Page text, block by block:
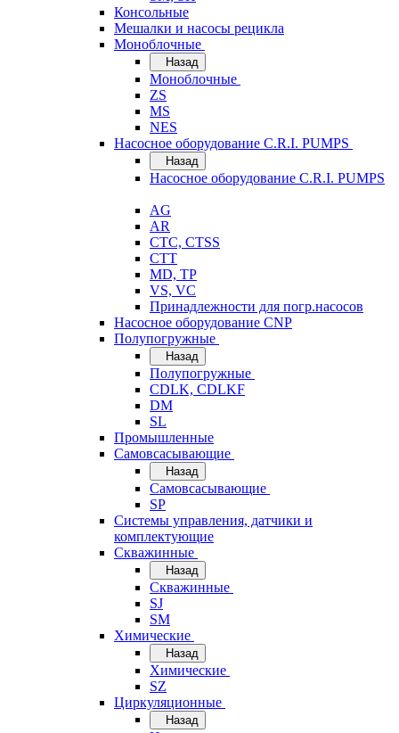
Консольные
Мешалки и насосы рецикла
Моноблочные
Назад
Моноблочные
ZS
MS
NES
Насосное оборудование C.R.I. PUMPS
Назад
Насосное оборудование C.R.I. PUMPS
AG
AR
CTC, CTSS
CTT
MD, TP
VS, VC
Принадлежности для погр.насосов
Насосное оборудование CNP
Полупогружные
Назад
Полупогружные
CDLK, CDLKF
DM
SL
Промышленные
Самовсасывающие
Назад
Самовсасывающие
SP
Системы управления, датчики и
комплектующие
Скважинные
Назад
Скважинные
SJ
SM
Химические
Назад
Химические
SZ
Циркуляционные
Назад